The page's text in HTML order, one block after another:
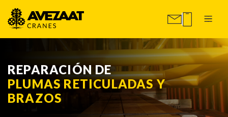
REPARACIÓN DE
PLUMAS RETICULADAS Y
BRAZOS